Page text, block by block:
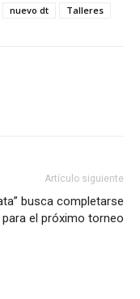
nuevo dt Talleres
Artículo siguiente
busca completarse
para el próximo torneo